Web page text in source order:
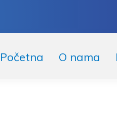
Početna O nama